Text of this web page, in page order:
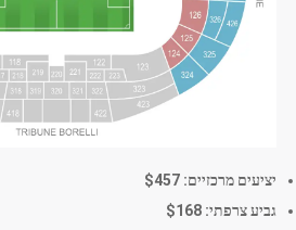
יציעים מרכזיים: $457
גביע צרפתי: $168